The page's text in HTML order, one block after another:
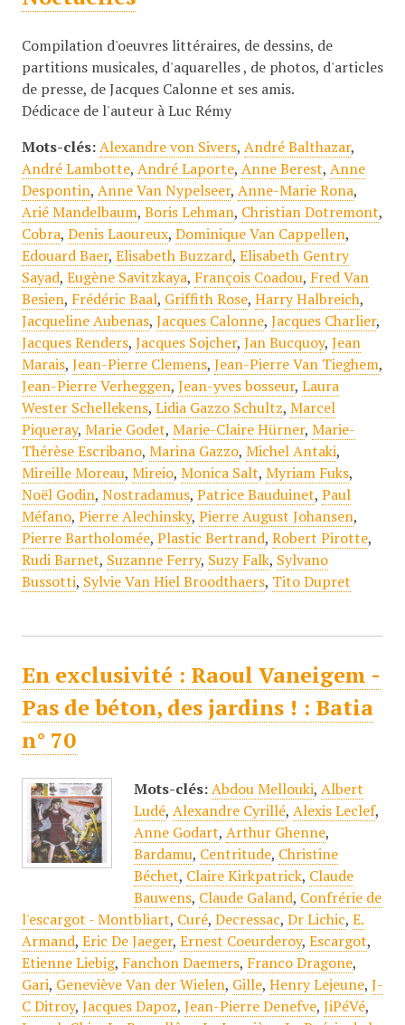
Compilation d'oeuvres littéraires, de dessins, de
partitions musicales, d'aquarelles , de photos, d'articles
de presse, de Jacques Calonne et ses amis.
Dédicace de l'auteur à Luc Rémy
Mots-clés: Alexandre von Sivers, André Balthazar,
André Lambotte, André Laporte, Anne Berest, Anne
Despontin, Anne Van Nypelseer, Anne-Marie Rona,
Arié Mandelbaum, Boris Lehman, Christian Dotremont,
Cobra, Denis Laoureux, Dominique Van Cappellen,
Edouard Baer, Elisabeth Buzzard, Elisabeth Gentry
Sayad, Eugène Savitzkaya, François Coadou, Fred Van
Besien, Frédéric Baal, Griffith Rose, Harry Halbreich,
Jacqueline Aubenas, Jacques Calonne, Jacques Charlier,
Jacques Renders, Jacques Sojcher, Jan Bucquoy, Jean
Marais, Jean-Pierre Clemens, Jean-Pierre Van Tieghem,
Jean-Pierre Verheggen, Jean-yves bosseur, Laura
Wester Schellekens, Lidia Gazzo Schultz, Marcel
Piqueray, Marie Godet, Marie-Claire Hürner, Marie-
Thérèse Escribano, Marina Gazzo, Michel Antaki,
Mireille Moreau, Mireio, Monica Salt, Myriam Fuks,
Noël Godin, Nostradamus, Patrice Bauduinet, Paul
Méfano, Pierre Alechinsky, Pierre August Johansen,
Pierre Bartholomée, Plastic Bertrand, Robert Pirotte,
Rudi Barnet, Suzanne Ferry, Suzy Falk, Sylvano
Bussotti, Sylvie Van Hiel Broodthaers, Tito Dupret
En exclusivité : Raoul Vaneigem -
Pas de béton, des jardins ! : Batia
n° 70
Mots-clés: Abdou Mellouki, Albert
Ludé, Alexandre Cyrillé, Alexis Leclef,
Anne Godart, Arthur Ghenne,
Bardamu, Centritude, Christine
Béchet, Claire Kirkpatrick, Claude
Bauwens, Claude Galand, Confrérie de
l'escargot - Montbliart, Curé, Decressac, Dr Lichic, E.
Armand, Eric De Jaeger, Ernest Coeurderoy, Escargot,
Etienne Liebig, Fanchon Daemers, Franco Dragone,
Gari, Geneviève Van der Wielen, Gille, Henry Lejeune, J-
C Ditroy, Jacques Dapoz, Jean-Pierre Denefve, JiPéVé,